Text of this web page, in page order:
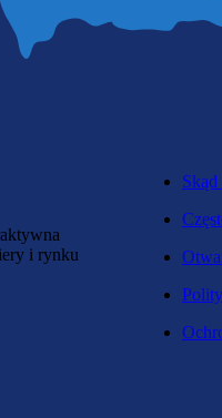
i rynku